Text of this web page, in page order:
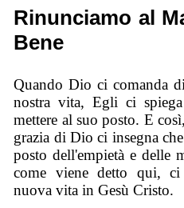
Rinunciamo al
Bene
Quando Dio ci comanda
nostra vita, Egli ci
mettere al suo posto. E
grazia di Dio ci insegna
posto dell'empietà e delle
come viene detto qui,
nuova vita in Gesù Cristo.